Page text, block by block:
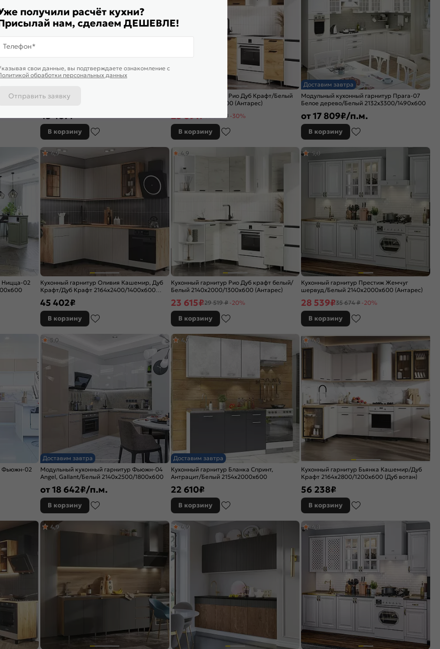
Дуб
Кухонный гарнитур Бьянка Кашемир/Дуб
45 467₽
В корзину
Кухонный гарнитур Рио Дуб Крафт/Белый
2140x2000/1300x600 (Антарес)
23 691₽ 33 844 ₽ -30%
В корзину
Доставим завтра
Модульный кухонный гарнитур Прага-07
Белое дерево/Белый 2132x3300/1490x600
от17 809₽/п.м.
В корзину
Ницца-02
Кухонный гарнитур Оливия Кашемир, Дуб
Крафт/Дуб Крафт 2164x2400/1400x600
4,9
45 402₽
В корзину
Кухонный гарнитур Рио Дуб крафт белый/
Белый 2140x2000/1300x600 (Антарес)
4,9
23 615₽29 519 ₽ -20%
В корзину
Кухонный гарнитур Престиж Жемчуг
шервуд/Белый 2140x2000x600 (Антарес)
5,0
28 539₽35 674 ₽ -20%
В корзину
Фьюжн-02
Доставим завтра
Модульный кухонный гарнитур Фьюжн-04
Angel, Gallant/Белый 2140x2500/1800x600
5,0
от18 642₽/п.м.
В корзину
Доставим завтра
Кухонный гарнитур Бланка Спринт,
Антрацит/Белый 2154x2000x600
4,7
22 610₽
В корзину
Кухонный гарнитур Бьянка Кашемир/Дуб
Крафт 2164x2800/1200x600 (Дуб вотан)
4,8
56 238₽
В корзину
4,9 4,9 4,8
получили расчёт кухни?
нам, сделаем ДЕШЕВЛЕ!
Телефон*
свои данные, вы подтверждаете ознакомление c
обработки персональных данных
Отправить заявку